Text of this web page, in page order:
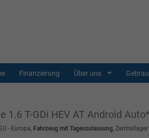
Finanzierung Über uns
1.6 T-GDi HEV AT Android
- Europa, Fahrzeug mit Tageszulassung,